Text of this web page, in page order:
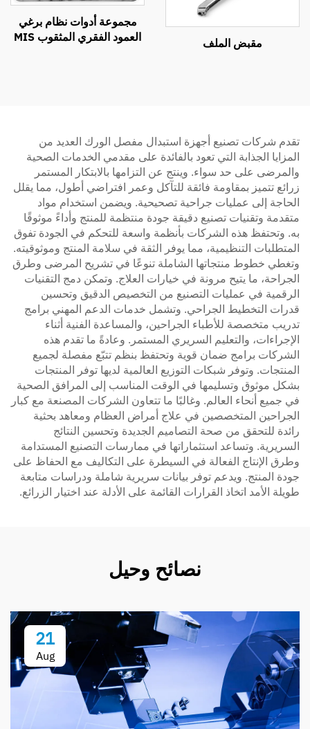
مقبض الملف
مجموعة أدوات نظام برغي
العمود الفقري المثقوب MIS
تقدم شركات تصنيع أجهزة استبدال مفصل الورك العديد من
المزايا الجذابة التي تعود بالفائدة على مقدمي الخدمات الصحية
والمرضى على حد سواء. وينتج عن التزامها بالابتكار المستمر
زرائع تتميز بمقاومة فائقة للتآكل وعمر افتراضي أطول، مما يقلل
الحاجة إلى عمليات جراحية تصحيحية. ويضمن استخدام مواد
متقدمة وتقنيات تصنيع دقيقة جودة منتظمة للمنتج وأداءً موثوقًا
به. وتحتفظ هذه الشركات بأنظمة واسعة للتحكم في الجودة تفوق
المتطلبات التنظيمية، مما يوفر الثقة في سلامة المنتج وموثوقيته.
وتغطي خطوط منتجاتها الشاملة تنوعًا في تشريح المرضى وطرق
الجراحة، ما يتيح مرونة في خيارات العلاج. وتمكن دمج التقنيات
الرقمية في عمليات التصنيع من التخصيص الدقيق وتحسين
قدرات التخطيط الجراحي. وتشمل خدمات الدعم المهني برامج
تدريب متخصصة للأطباء الجراحين، والمساعدة الفنية أثناء
الإجراءات، والتعليم السريري المستمر. وعادةً ما تقدم هذه
الشركات برامج ضمان قوية وتحتفظ بنظم تتبّع مفصلة لجميع
المنتجات. وتوفر شبكات التوزيع العالمية لديها توفر المنتجات
بشكل موثوق وتسليمها في الوقت المناسب إلى المرافق الصحية
في جميع أنحاء العالم. وغالبًا ما تتعاون الشركات المصنعة مع كبار
الجراحين المتخصصين في علاج أمراض العظام ومعاهد بحثية
رائدة للتحقق من صحة التصاميم الجديدة وتحسين النتائج
السريرية. وتساعد استثماراتها في ممارسات التصنيع المستدامة
وطرق الإنتاج الفعالة في السيطرة على التكاليف مع الحفاظ على
جودة المنتج. ويدعم توفر بيانات سريرية شاملة ودراسات متابعة
طويلة الأمد اتخاذ القرارات القائمة على الأدلة عند اختيار الزرائع.
نصائح وحيل
21
Aug